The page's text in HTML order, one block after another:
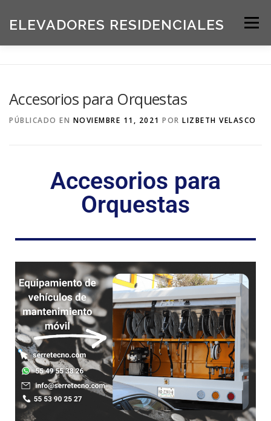
ELEVADORES RESIDENCIALES Menú
Accesorios para Orquestas
PÚBLICADO EN NOVIEMBRE 11, 2021 POR LIZBETH VELASCO
Accesorios para
Orquestas